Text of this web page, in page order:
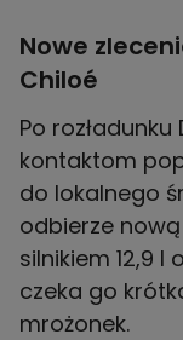
Nowe
Chiloé
Po
kontaktom
do lokalnego
odbierze
silnikiem 12,9 l
czeka go
mrożonek.